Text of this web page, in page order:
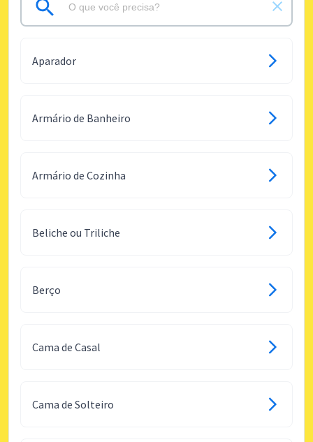
Aparador
Armário de Banheiro
Armário de Cozinha
Beliche ou Triliche
Berço
Cama de Casal
Cama de Solteiro